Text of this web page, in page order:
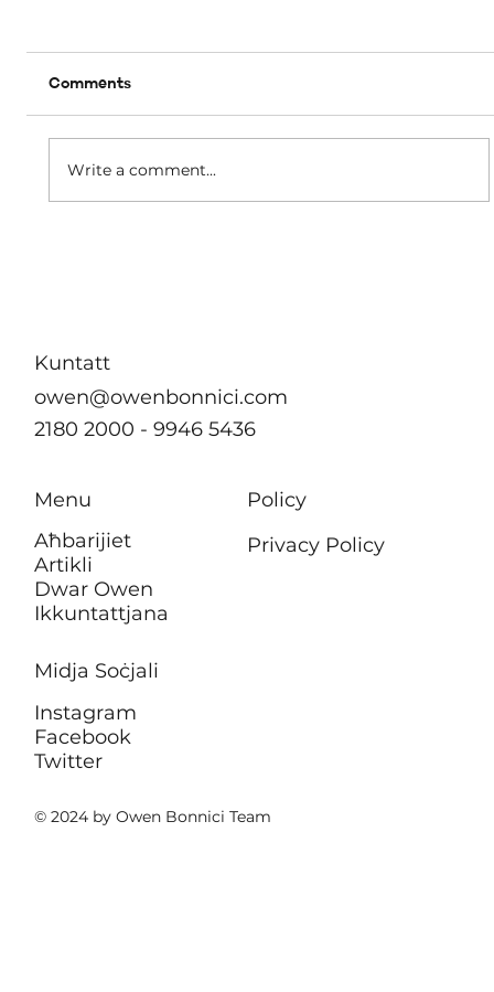
Comments
Write a comment...
© 2024 by Owen Bonnici Team
Kuntatt
owen@owenbonnici.com
2180 2000 - 9946 5436
Menu
Aħbarijiet
Artikli
Dwar Owen
Ikkuntattjana
Policy
Privacy Policy
Midja Soċjali
Instagram
Facebook
Twitter